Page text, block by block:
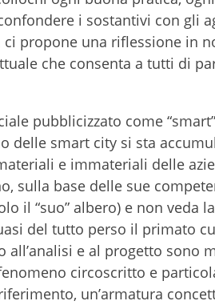
i sostantivi con gli
propone una riflessione in
che consenta a tutti di
pubblicizzato come
delle smart city si sta
e immateriali delle
sulla base delle sue
il “suo” albero) e non veda
del tutto perso il primato
e al progetto sono
circoscritto e
un’armatura